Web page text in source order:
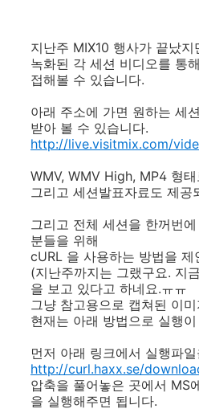
지난주 MIX10 행사가 끝났지
녹화된 각 세션 비디오를 통
접해볼 수 있습니다.
아래 주소에 가면 원하는 세
받아 볼 수 있습니다.
http://live.visitmix.com/
WMV, WMV High, MP4 형
그리고 세션발표자료도 제공
그리고 전체 세션을 한꺼번
분들을 위해
cURL 을 사용하는 방법을 제
(지난주까지는 그랬구요. 지
을 보고 있다고 하네요.ㅠㅠ
그냥 참고용으로 캡쳐된 이
현재는 아래 방법으로 실행
먼저 아래 링크에서 실행파
http://curl.haxx.se/
압축을 풀어놓은 곳에서 MS
을 실행해주면 됩니다.